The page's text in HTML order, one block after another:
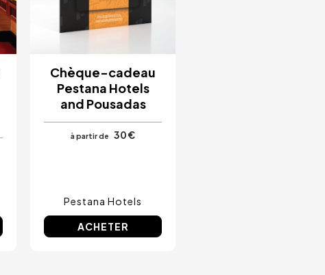
Chèque-cadeau
Pestana Hotels
and Pousadas
à partir de 30 €
Pestana Hotels
ACHETER